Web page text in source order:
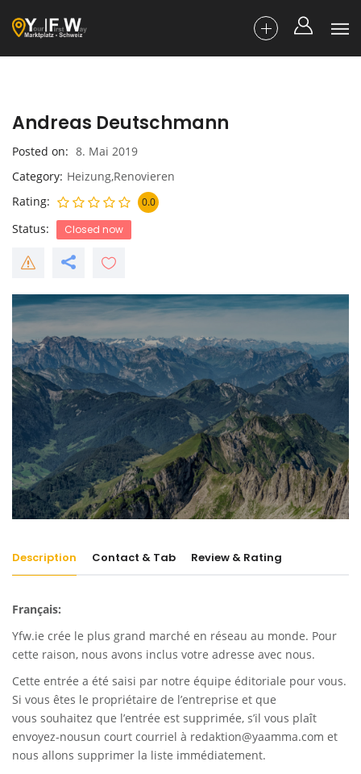
Andreas Deutschmann
Posted on
8. Mai 2019
Category Heizung,Renovieren
Rating
0.0
Status Closed now
Description Contact & Tab Review & Rating
Français:
Yfw.ie crée le plus grand marché en réseau au monde. Pour
cette raison, nous avons inclus votre adresse avec nous.
Cette entrée a été saisi par notre équipe éditoriale pour vous.
Si vous êtes le propriétaire de l’entreprise et que
vous souhaitez que l’entrée est supprimée, s’il vous plaît
envoyez-nousun court courriel à redaktion@yaamma.com et
nous allons supprimer la liste immédiatement.